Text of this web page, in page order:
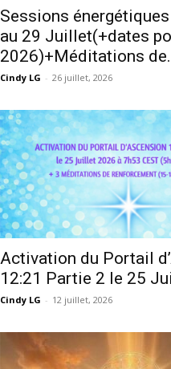
Sessions
au 29 Juillet(+dates
2026)+Méditations
Cindy LG - 26 juillet, 2026
Activation du Portail
12:21 Partie 2 le 25
Cindy LG - 12 juillet, 2026